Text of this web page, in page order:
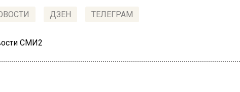
ДЗЕН ТЕЛЕГРАМ
СМИ2